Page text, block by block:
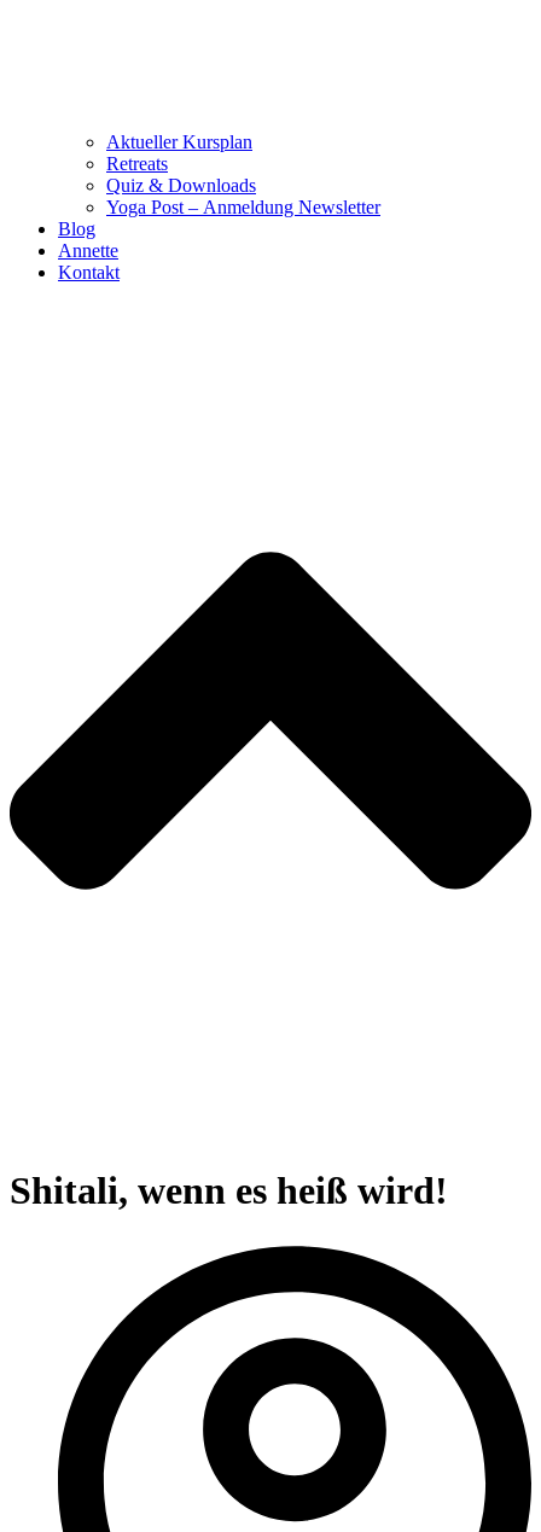
Aktueller Kursplan
Retreats
Quiz & Downloads
Yoga Post – Anmeldung Newsletter
Blog
Annette
Kontakt
Shitali, wenn es heiß wird!